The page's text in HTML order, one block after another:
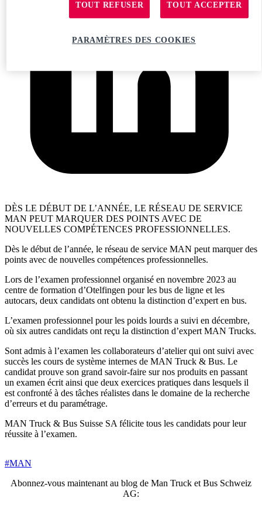
DÈS LE DÉBUT DE L’ANNÉE, LE RÉSEAU DE SERVICE
MAN PEUT MARQUER DES POINTS AVEC DE
NOUVELLES COMPÉTENCES PROFESSIONNELLES.
Dès le début de l’année, le réseau de service MAN peut marquer des
points avec de nouvelles compétences professionnelles.
Lors de l’examen professionnel organisé en novembre 2023 au
centre de formation d’Otelfingen pour les bus de ligne et les
autocars, deux candidats ont obtenu la distinction d’expert en bus.
L’examen professionnel pour les poids lourds a suivi en décembre,
où six autres candidats ont reçu la distinction d’expert MAN Trucks.
Sont admis à l’examen les collaborateurs d’atelier qui ont suivi avec
succès les cours de système internes de MAN Truck & Bus. Le
candidat prouve son grand savoir-faire sur nos produits en passant
un examen écrit ainsi que deux exercices pratiques dans lesquels il
est confronté à des tâches réalistes dans le domaine de la recherche
d’erreurs et du paramétrage.
MAN Truck & Bus Suisse SA félicite tous les candidats pour leur
réussite à l’examen.
#MAN
Abonnez-vous maintenant au blog de Man Truck et Bus Schweiz
AG:
TOUT REFUSER TOUT ACCEPTER
PARAMÈTRES DES COOKIES